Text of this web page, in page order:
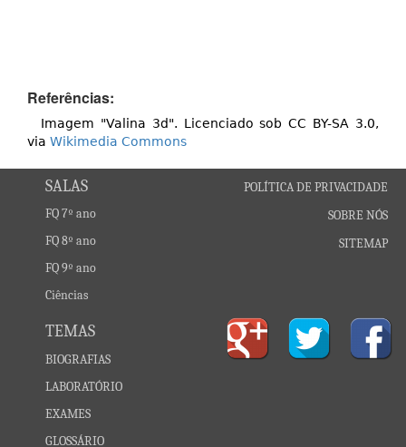
Referências:
Imagem "Valina 3d". Licenciado sob CC BY-SA 3.0,
via Wikimedia Commons
SALAS
FQ 7º ano
FQ 8º ano
FQ 9º ano
Ciências
TEMAS
BIOGRAFIAS
LABORATÓRIO
EXAMES
GLOSSÁRIO
POLÍTICA DE PRIVACIDADE
SOBRE NÓS
SITEMAP